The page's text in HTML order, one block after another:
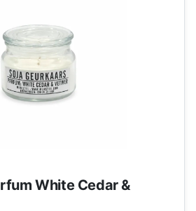
White Cedar &